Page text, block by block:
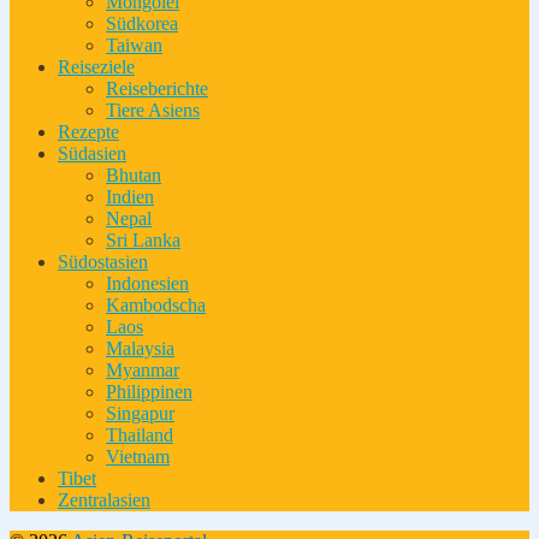
Südkorea
Taiwan
Reiseziele
Reiseberichte
Tiere Asiens
Rezepte
Südasien
Bhutan
Indien
Nepal
Sri Lanka
Südostasien
Indonesien
Kambodscha
Laos
Malaysia
Myanmar
Philippinen
Singapur
Thailand
Vietnam
Tibet
Zentralasien